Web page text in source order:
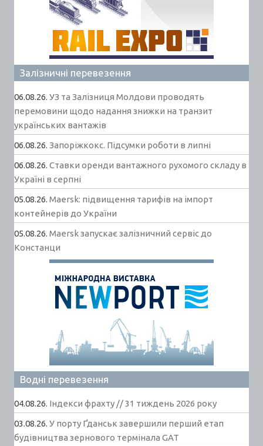
Залізничні перевезення
06.08.26. УЗ та Залізниця Молдови проводять
перемовини щодо надання знижки на транзит
українських вантажів
06.08.26. Запоріжкокс. Підсумки роботи в липні
06.08.26. Ставки оренди вантажного рухомого складу в
Україні в серпні
05.08.26. Maersk: підвищення тарифів на імпорт
контейнерів до України
05.08.26. Maersk запускає залізничний сервіс до
Констанци
Водні перевезення
04.08.26. Індекси фрахту // 31 тиждень 2026 року
03.08.26. У порту Ґданськ завершили перший етап
будівництва зернового термінала GAT